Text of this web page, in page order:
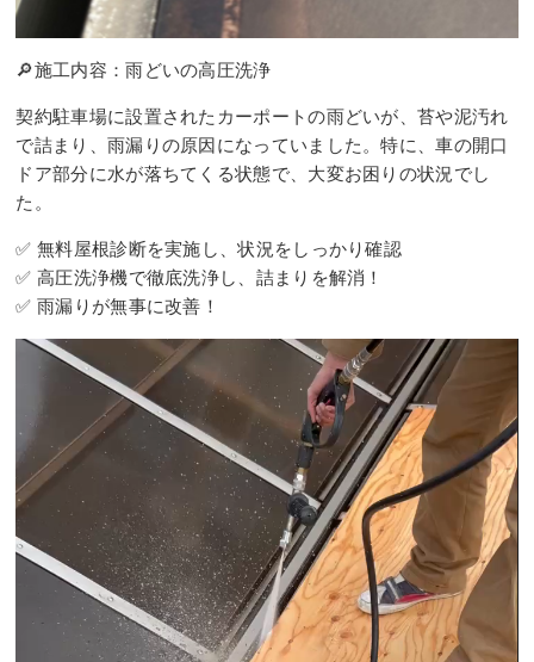
🔎施工内容：雨どいの高圧洗浄
契約駐車場に設置されたカーポートの雨どいが、苔や泥汚れ
で詰まり、雨漏りの原因になっていました。特に、車の開口
ドア部分に水が落ちてくる状態で、大変お困りの状況でし
た。
✅ 無料屋根診断を実施し、状況をしっかり確認
✅ 高圧洗浄機で徹底洗浄し、詰まりを解消！
✅ 雨漏りが無事に改善！
動
ー
ヤ
ー